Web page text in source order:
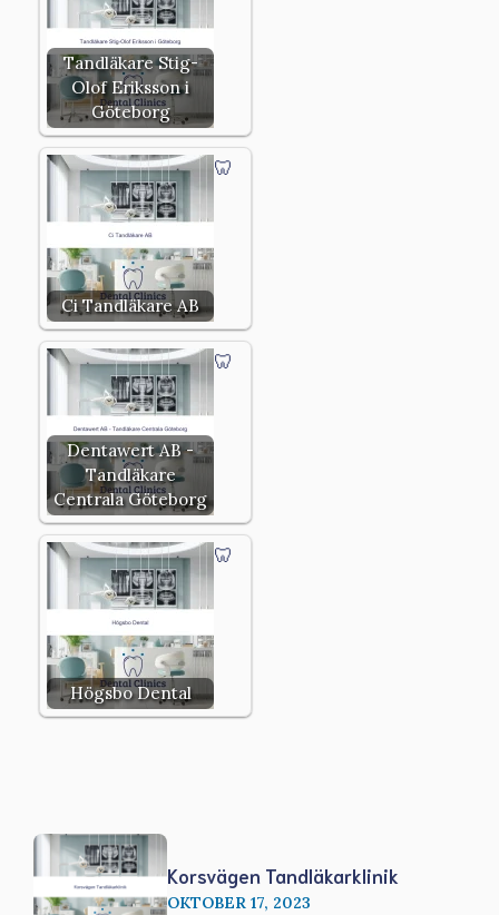
Tandläkare Stig-
Olof Eriksson i
Göteborg
Ci Tandläkare AB
Dentawert AB -
Tandläkare
Centrala Göteborg
Högsbo Dental
Korsvägen Tandläkarklinik
OKTOBER 17, 2023